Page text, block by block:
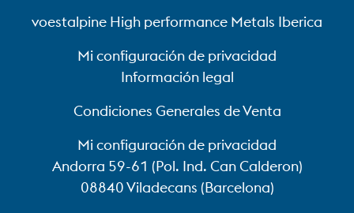
voestalpine High performance Metals Iberica
Mi configuración de privacidad
Información legal
Condiciones Generales de Venta
Mi configuración de privacidad
Andorra 59-61 (Pol. Ind. Can Calderon)
08840 Viladecans (Barcelona)